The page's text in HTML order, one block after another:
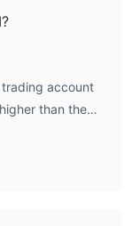
account
than the
or low-capital